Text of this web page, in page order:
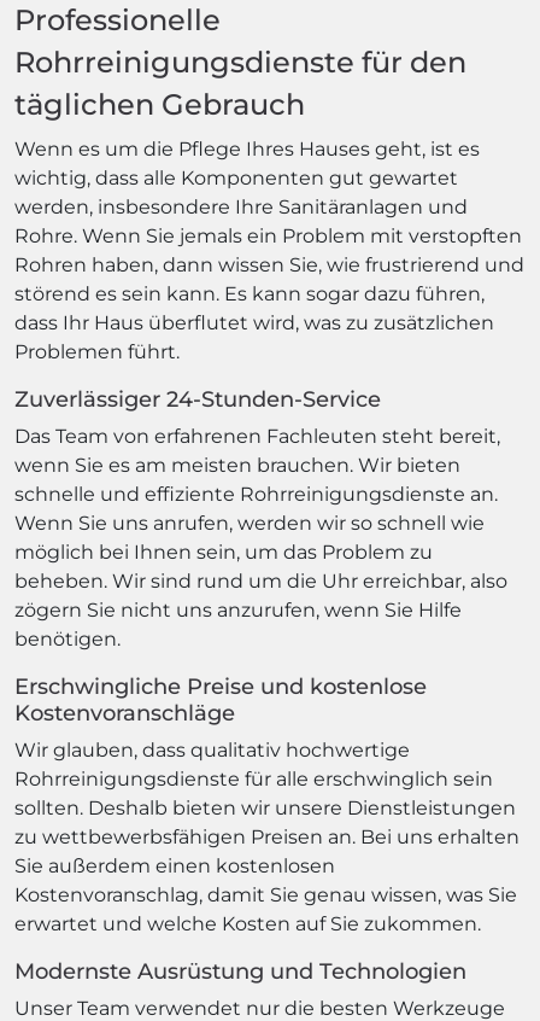
Professionelle
Rohrreinigungsdienste für den
täglichen Gebrauch
Wenn es um die Pflege Ihres Hauses geht, ist es
wichtig, dass alle Komponenten gut gewartet
werden, insbesondere Ihre Sanitäranlagen und
Rohre. Wenn Sie jemals ein Problem mit verstopften
Rohren haben, dann wissen Sie, wie frustrierend und
störend es sein kann. Es kann sogar dazu führen,
dass Ihr Haus überflutet wird, was zu zusätzlichen
Problemen führt.
Zuverlässiger 24-Stunden-Service
Das Team von erfahrenen Fachleuten steht bereit,
wenn Sie es am meisten brauchen. Wir bieten
schnelle und effiziente Rohrreinigungsdienste an.
Wenn Sie uns anrufen, werden wir so schnell wie
möglich bei Ihnen sein, um das Problem zu
beheben. Wir sind rund um die Uhr erreichbar, also
zögern Sie nicht uns anzurufen, wenn Sie Hilfe
benötigen.
Erschwingliche Preise und kostenlose
Kostenvoranschläge
Wir glauben, dass qualitativ hochwertige
Rohrreinigungsdienste für alle erschwinglich sein
sollten. Deshalb bieten wir unsere Dienstleistungen
zu wettbewerbsfähigen Preisen an. Bei uns erhalten
Sie außerdem einen kostenlosen
Kostenvoranschlag, damit Sie genau wissen, was Sie
erwartet und welche Kosten auf Sie zukommen.
Modernste Ausrüstung und Technologien
Unser Team verwendet nur die besten Werkzeuge